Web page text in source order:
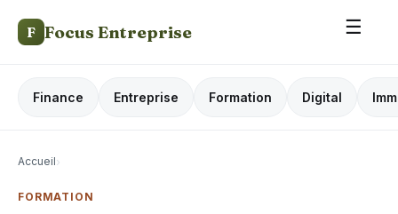
F Focus Entreprise ☰
Finance Entreprise Formation Digital
Accueil›
FORMATION